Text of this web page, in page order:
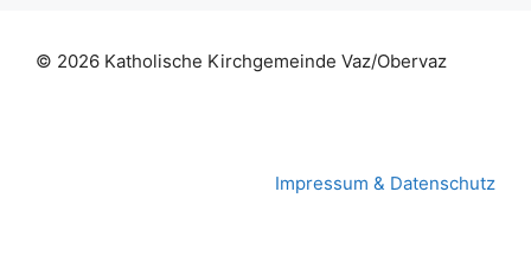
© 2026 Katholische Kirchgemeinde Vaz/Obervaz
Impressum & Datenschutz